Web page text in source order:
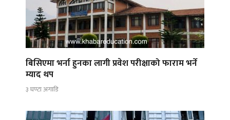
बिसिएमा भर्ना हुनका लागी प्रवेश परीक्षाको फाराम भर्ने
म्याद थप
३ घण्टा अगाडि